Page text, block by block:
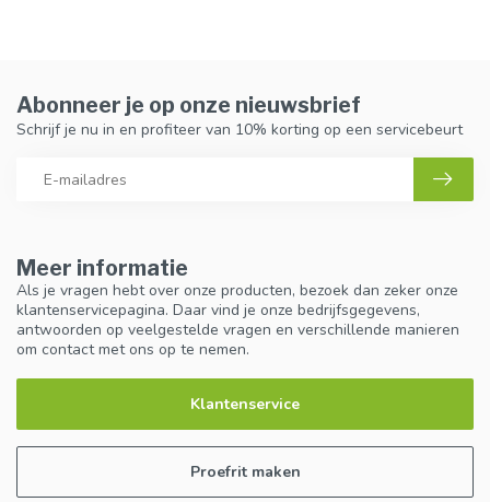
Meer informatie
Als je vragen hebt over onze producten, bezoek dan zeker onze
klantenservicepagina. Daar vind je onze bedrijfsgegevens,
antwoorden op veelgestelde vragen en verschillende manieren
om contact met ons op te nemen.
Klantenservice
Proefrit maken
Abonneer je op onze nieuwsbrief
Schrijf je nu in en profiteer van 10% korting op een servicebeurt